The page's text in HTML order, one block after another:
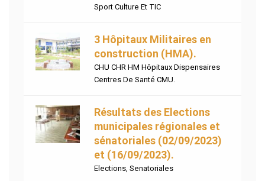
Sport Culture Et TIC
3 Hôpitaux Militaires en
construction (HMA).
CHU CHR HM Hôpitaux Dispensaires
Centres De Santé CMU.
Résultats des Elections
municipales régionales et
sénatoriales (02/09/2023)
et (16/09/2023).
Elections Senatoriales